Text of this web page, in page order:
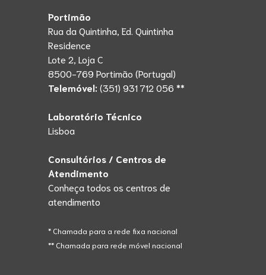
Portimão
Rua da Quintinha, Ed. Quintinha
Residence
Lote 2, Loja C
8500-769 Portimão (Portugal)
Telemóvel: (351) 931 712 056 **
Laboratório Técnico
Lisboa
Consultórios / Centros de
Atendimento
Conheça todos os centros de
atendimento
* Chamada para a rede fixa nacional
** Chamada para rede móvel nacional